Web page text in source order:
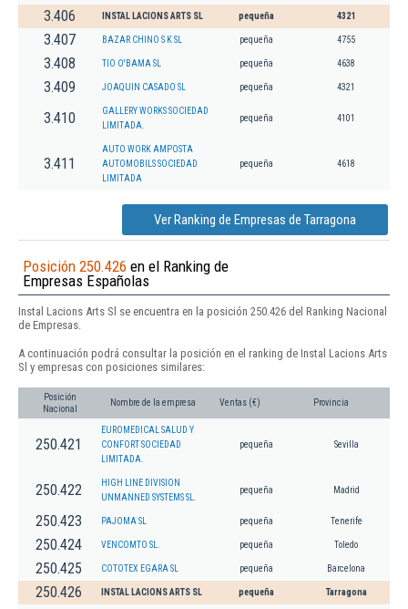
3.406 INSTAL LACIONS ARTS SL pequeña 4321
3.407 BAZAR CHINO S K SL pequeña 4755
3.408 TIO O'BAMA SL pequeña 4638
3.409 JOAQUIN CASADO SL pequeña 4321
3.410
GALLERY WORKS SOCIEDAD
LIMITADA.
pequeña 4101
3.411
AUTO WORK AMPOSTA
AUTOMOBILS SOCIEDAD
LIMITADA
pequeña 4618
Ver Ranking de Empresas de Tarragona
Posición 250.426 en el Ranking de
Empresas Españolas
Instal Lacions Arts Sl se encuentra en la posición 250.426 del Ranking Nacional
de Empresas.
A continuación podrá consultar la posición en el ranking de Instal Lacions Arts
Sl y empresas con posiciones similares:
Posición
Nacional
Nombre de la empresa Ventas (€) Provincia
250.421
EUROMEDICAL SALUD Y
CONFORT SOCIEDAD
LIMITADA.
pequeña Sevilla
250.422
HIGH LINE DIVISION
UNMANNED SYSTEMS SL.
pequeña Madrid
250.423 PAJOMA SL pequeña Tenerife
250.424 VENCOMTO SL. pequeña Toledo
250.425 COTOTEX EGARA SL pequeña Barcelona
250.426 INSTAL LACIONS ARTS SL pequeña Tarragona